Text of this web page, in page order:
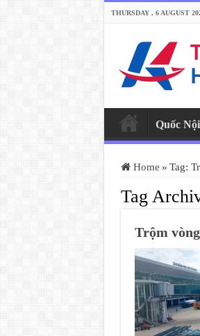
THURSDAY , 6 AUGUST
Quốc Nội
Home » Tag:
Tag
Trộm